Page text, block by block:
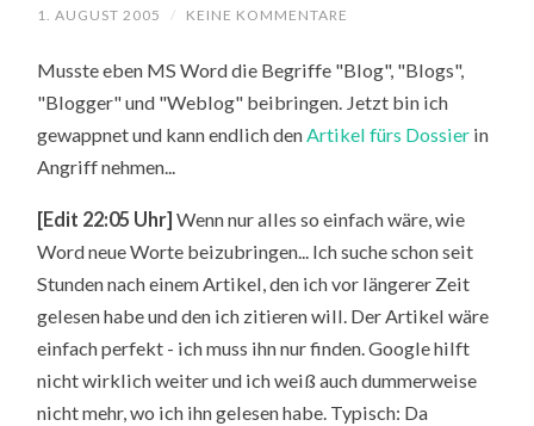
1. AUGUST 2005 / KEINE KOMMENTARE
Musste eben MS Word die Begriffe "Blog", "Blogs",
"Blogger" und "Weblog" beibringen. Jetzt bin ich
gewappnet und kann endlich den Artikel fürs Dossier in
Angriff nehmen...
[Edit 22:05 Uhr] Wenn nur alles so einfach wäre, wie
Word neue Worte beizubringen... Ich suche schon seit
Stunden nach einem Artikel, den ich vor längerer Zeit
gelesen habe und den ich zitieren will. Der Artikel wäre
einfach perfekt - ich muss ihn nur finden. Google hilft
nicht wirklich weiter und ich weiß auch dummerweise
nicht mehr, wo ich ihn gelesen habe. Typisch: Da